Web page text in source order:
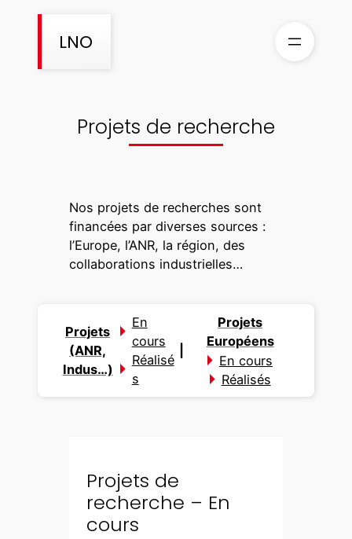
LNO
Projets de recherche
Nos projets de recherches sont
financées par diverses sources :
l’Europe, l’ANR, la région, des
collaborations industrielles…
Projets
(ANR,
Indus…)
En
cours
Réalisé
s
Projets
Européens
En cours
Réalisés
Projets de
recherche – En
cours